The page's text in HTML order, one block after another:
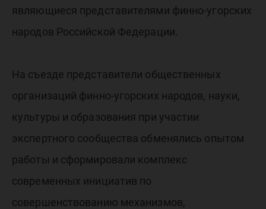
являющиеся представителями финно-угорских
народов Российской Федерации.
На съезде представители общественных
организаций финно-угорских народов, науки,
культуры и образования при участии
экспертного сообщества обменялись опытом
работы и сформировали комплекс
современных инициатив по
совершенствованию механизмов,